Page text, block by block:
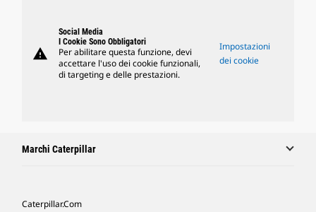
warning
Social Media
I Cookie Sono Obbligatori
Per abilitare questa funzione, devi
accettare l'uso dei cookie funzionali,
di targeting e delle prestazioni.
Impostazioni
dei cookie
Marchi Caterpillar
Caterpillar.com